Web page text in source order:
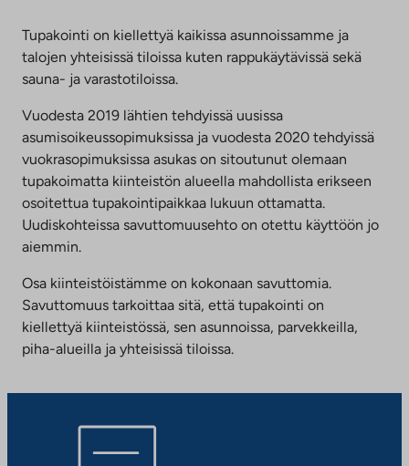
Tupakointi on kiellettyä kaikissa asunnoissamme ja
talojen yhteisissä tiloissa kuten rappukäytävissä sekä
sauna- ja varastotiloissa.
Vuodesta 2019 lähtien tehdyissä uusissa
asumisoikeussopimuksissa ja vuodesta 2020 tehdyissä
vuokrasopimuksissa asukas on sitoutunut olemaan
tupakoimatta kiinteistön alueella mahdollista erikseen
osoitettua tupakointipaikkaa lukuun ottamatta.
Uudiskohteissa savuttomuusehto on otettu käyttöön jo
aiemmin.
Osa kiinteistöistämme on kokonaan savuttomia.
Savuttomuus tarkoittaa sitä, että tupakointi on
kiellettyä kiinteistössä, sen asunnoissa, parvekkeilla,
piha-alueilla ja yhteisissä tiloissa.